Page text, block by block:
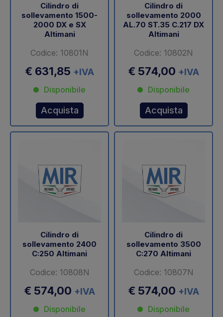
Cilindro di
sollevamento 1500-
2000 DX e SX
Altimani
Codice: 10801N
€ 631,85 +IVA
Disponibile
Acquista
Cilindro di
sollevamento 2000
AL.70 ST.35 C.217 DX
Altimani
Codice: 10802N
€ 574,00 +IVA
Disponibile
Acquista
Cilindro di
sollevamento 2400
C:250 Altimani
Codice: 10808N
€ 574,00 +IVA
Disponibile
Cilindro di
sollevamento 3500
C:270 Altimani
Codice: 10807N
€ 574,00 +IVA
Disponibile